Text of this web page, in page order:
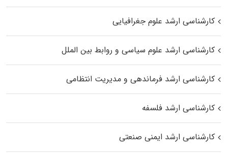
کارشناسی ارشد علوم جغرافیایی
کارشناسی ارشد علوم سیاسی و روابط بین الملل
کارشناسی ارشد فرماندهی و مدیریت انتظامی
کارشناسی ارشد فلسفه
کارشناسی ارشد ایمنی صنعتی